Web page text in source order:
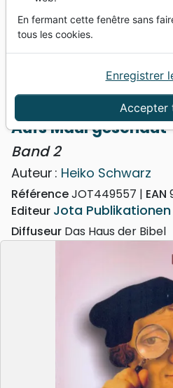
Vous ne pouvez pas créer
depuis votre pays (United
Aufs Maul geschaut - Band
Aufs Maul geschaut
Band 2
Auteur : Heiko Schwarz
RéférenceJOT449557 EAN
Editeur Jota Publikationen
Diffuseur Das Haus der Bibel
En fermant cette fenêtre sans
tous les cookies.
Accepter
Enregistrer